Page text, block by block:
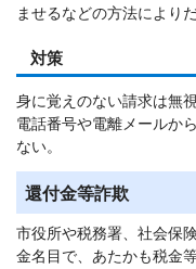
ませるなどの方法により
対策
身に覚えのない請求は無視
電話番号や電離メールか
ない。
還付金等詐欺
市役所や税務署、社会保
金名目で、あたかも税金